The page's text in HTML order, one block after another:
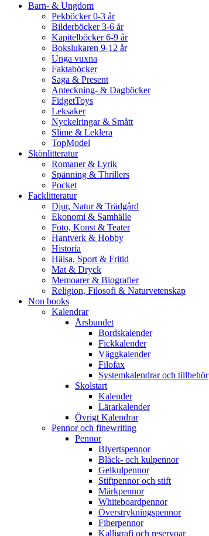
Barn- & Ungdom
Pekböcker 0-3 år
Bilderböcker 3-6 år
Kapitelböcker 6-9 år
Bokslukaren 9-12 år
Unga vuxna
Faktaböcker
Saga & Present
Anteckning- & Dagböcker
FidgetToys
Leksaker
Nyckelringar & Smått
Slime & Leklera
TopModel
Skönlitteratur
Romaner & Lyrik
Spänning & Thrillers
Pocket
Facklitteratur
Djur, Natur & Trädgård
Ekonomi & Samhälle
Foto, Konst & Teater
Hantverk & Hobby
Historia
Hälsa, Sport & Fritid
Mat & Dryck
Memoarer & Biografier
Religion, Filosofi & Naturvetenskap
Non books
Kalendrar
Årsbundet
Bordskalender
Fickkalender
Väggkalender
Filofax
Systemkalendrar och tillbehör
Skolstart
Kalender
Lärarkalender
Övrigt Kalendrar
Pennor och finewriting
Pennor
Blyertspennor
Bläck- och kulpennor
Gelkulpennor
Stiftpennor och stift
Märkpennor
Whiteboardpennor
Överstrykningspennor
Fiberpennor
Kalligrafi och reservoar